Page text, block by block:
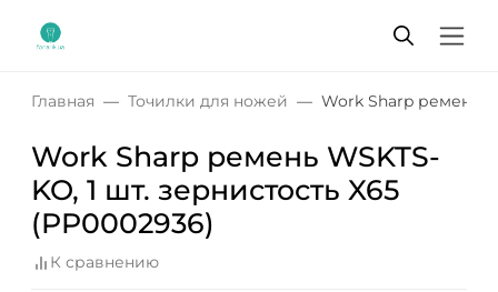
Главная Точилки для ножей Work Sharp ремень
Work Sharp ремень WSKTS-
KO, 1 шт. зернистость X65
(PP0002936)
К сравнению